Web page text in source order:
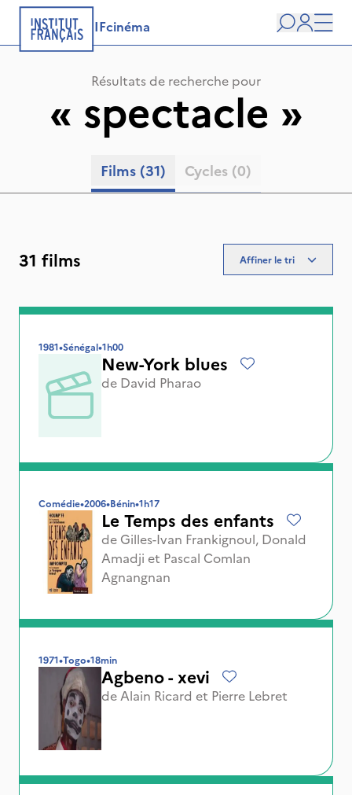
IFcinéma
user
Résultats de recherche pour
« spectacle »
Films (31) Cycles (0)
31 films Affiner le tri
1981•Sénégal•1h00
New-York blues
de David Pharao
Comédie•2006•Bénin•1h17
Le Temps des enfants
de Gilles-Ivan Frankignoul, Donald
Amadji et Pascal Comlan
Agnangnan
1971•Togo•18min
Agbeno - xevi
de Alain Ricard et Pierre Lebret